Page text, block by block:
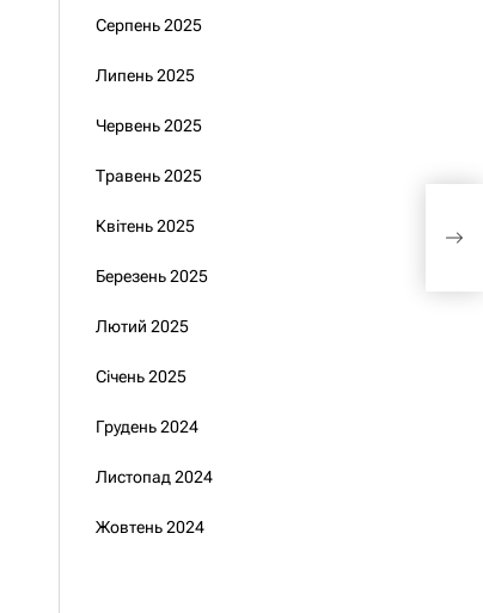
Серпень 2025
Липень 2025
Червень 2025
Травень 2025
Квітень 2025
Березень 2025
Лютий 2025
Січень 2025
Грудень 2024
Листопад 2024
Жовтень 2024
не